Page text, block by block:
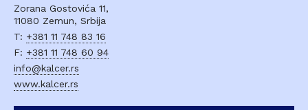
Zorana Gostovića 11,
11080 Zemun, Srbija
T: +381 11 748 83 16
F: +381 11 748 60 94
info@kalcer.rs
www.kalcer.rs